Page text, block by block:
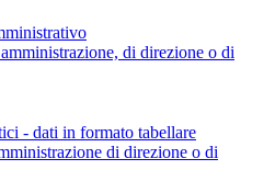
di direzione o di
- dati in formato tabellare
di direzione o di